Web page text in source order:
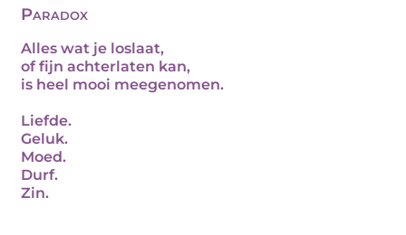
Paradox
Alles wat je loslaat,
of fijn achterlaten kan,
is heel mooi meegenomen.
Liefde.
Geluk.
Moed.
Durf.
Zin.